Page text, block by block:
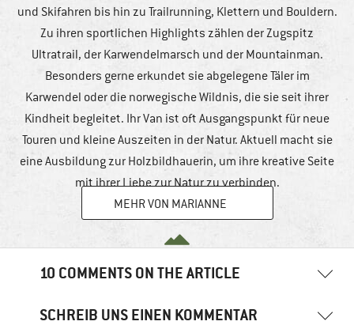
und Skifahren bis hin zu Trailrunning, Klettern und Bouldern.
Zu ihren sportlichen Highlights zählen der Zugspitz
Ultratrail, der Karwendelmarsch und der Mountainman.
Besonders gerne erkundet sie abgelegene Täler im
Karwendel oder die norwegische Wildnis, die sie seit ihrer
Kindheit begleitet. Ihr Van ist oft Ausgangspunkt für neue
Touren und kleine Auszeiten in der Natur. Aktuell macht sie
eine Ausbildung zur Holzbildhauerin, um ihre kreative Seite
mit ihrer Liebe zur Natur zu verbinden.
MEHR VON MARIANNE
10 COMMENTS ON THE ARTICLE
Thomas 16. Dezember 2021 04:24 Uhr
SCHREIB UNS EINEN KOMMENTAR